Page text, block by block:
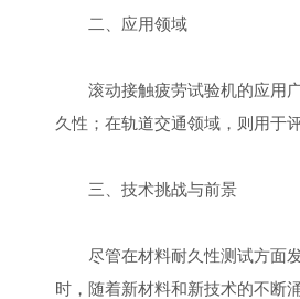
二、应用领域
滚动接触疲劳试验机的应用广
久性；在轨道交通领域，则用于
三、技术挑战与前景
尽管在材料耐久性测试方面发
时，随着新材料和新技术的不断